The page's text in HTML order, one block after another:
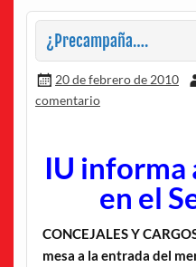
¿Precampaña….
20 de febrero de 2010
comentario
IU informa
en el
CONCEJALES Y
mesa a la entrada del